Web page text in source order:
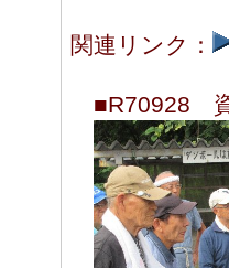
関連リンク：
■R70928 資